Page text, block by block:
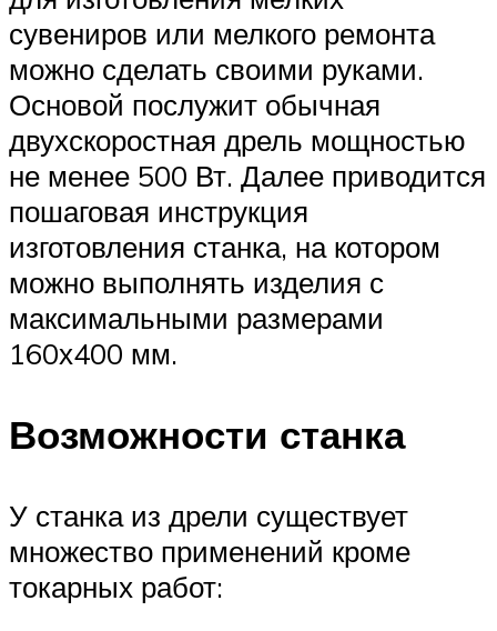
сувениров или мелкого ремонта
можно сделать своими руками.
Основой послужит обычная
двухскоростная дрель мощностью
не менее 500 Вт. Далее приводится
пошаговая инструкция
изготовления станка, на котором
можно выполнять изделия с
максимальными размерами
160х400 мм.
Возможности станка
У станка из дрели существует
множество применений кроме
токарных работ: